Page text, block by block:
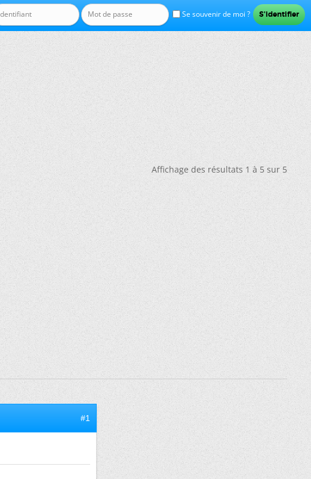
Se souvenir de moi ?
Affichage des résultats 1 à 5 sur 5
#1